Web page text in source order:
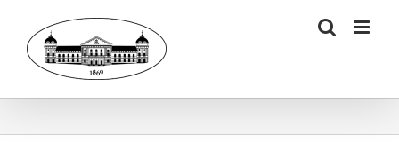
content